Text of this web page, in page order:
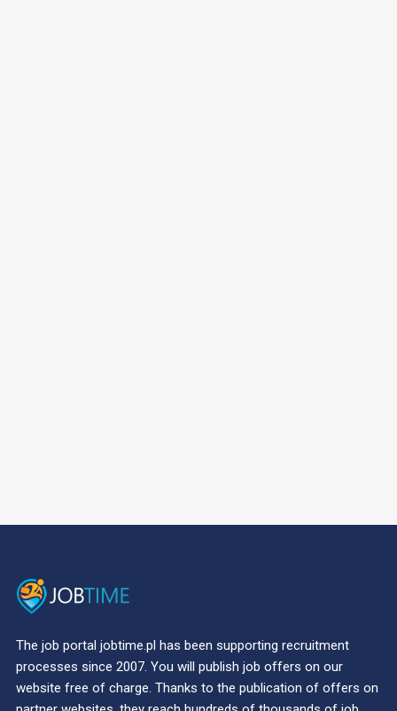
The job portal jobtime.pl has been supporting recruitment
processes since 2007. You will publish job offers on our
website free of charge. Thanks to the publication of offers on